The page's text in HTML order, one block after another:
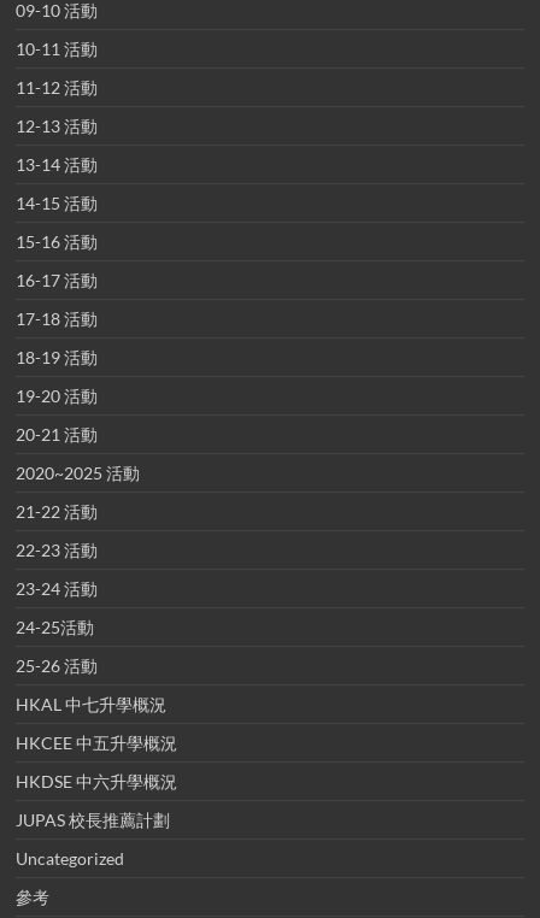
09-10 活動
10-11 活動
11-12 活動
12-13 活動
13-14 活動
14-15 活動
15-16 活動
16-17 活動
17-18 活動
18-19 活動
19-20 活動
20-21 活動
2020~2025 活動
21-22 活動
22-23 活動
23-24 活動
24-25活動
25-26 活動
HKAL 中七升學概況
HKCEE 中五升學概況
HKDSE 中六升學概況
JUPAS 校長推薦計劃
Uncategorized
參考